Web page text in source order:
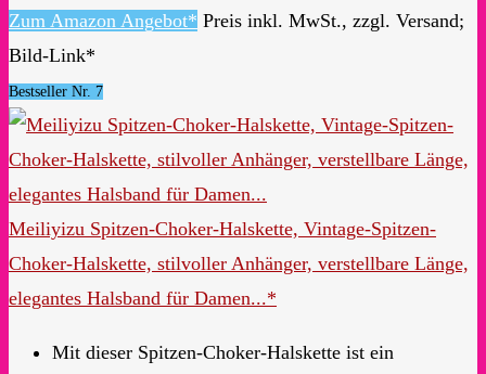
Zum Amazon Angebot* Preis inkl. MwSt., zzgl. Versand;
Bild-Link*
Bestseller Nr. 7
Meiliyizu Spitzen-Choker-Halskette, Vintage-Spitzen-
Choker-Halskette, stilvoller Anhänger, verstellbare Länge,
elegantes Halsband für Damen...*
Mit dieser Spitzen-Choker-Halskette ist ein